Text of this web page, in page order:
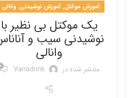
آموزش موکتل, آموزش نوشیدنی, وانالی
یک موکتل بی نظیر با
نوشیدنی سیب و
وانالی
منتشر شده در Vanadrink
0